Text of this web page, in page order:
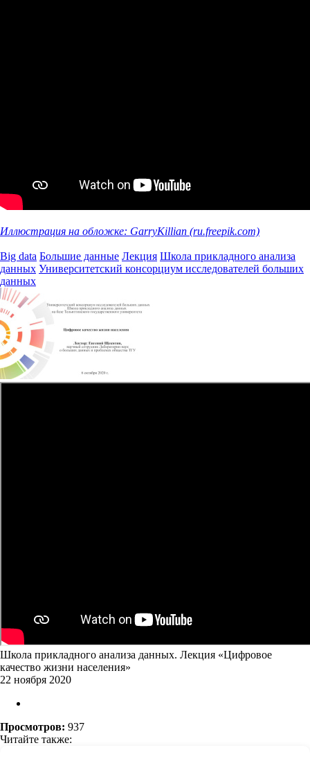
Иллюстрация на обложке: GarryKillian (ru.freepik.com)
Big data Большие данные Лекция Школа прикладного анализа
данных Университетский консорциум исследователей больших
данных
Школа прикладного анализа данных. Лекция «Цифровое
качество жизни населения»
22 ноября 2020
Просмотров: 937
Читайте также: